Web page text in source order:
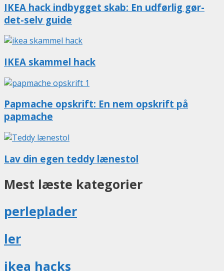
IKEA hack indbygget skab: En udførlig gør-
det-selv guide
IKEA skammel hack
Papmache opskrift: En nem opskrift på
papmache
Lav din egen teddy lænestol
Mest læste kategorier
perleplader
ler
ikea hacks